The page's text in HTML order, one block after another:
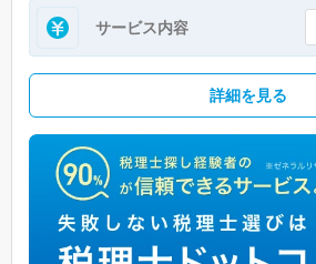
サービス内容
詳細を見る